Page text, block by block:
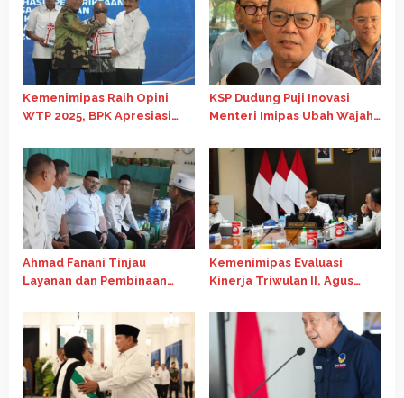
Kemenimipas Raih Opini
WTP 2025, BPK Apresiasi
Keuangan
KSP Dudung Puji Inovasi
Menteri Imipas Ubah Wajah
Ahmad Fanani Tinjau
Layanan dan Pembinaan
Surakarta
Kemenimipas Evaluasi
Kinerja Triwulan II, Agus
Kualitas Belanja Negara